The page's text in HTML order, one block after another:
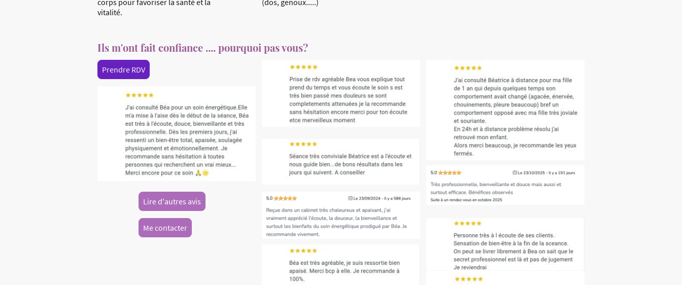
corps pour favoriser la santé et la
vitalité.
Prendre RDV
(dos, genoux.....)
Ils m'ont fait confiance .... pourquoi pas vous?
Lire d'autres avis
Me contacter